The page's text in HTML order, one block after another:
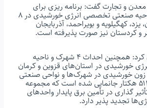
و تجارت گفت: برنامه ریزی برای
ایجاد ۲۱ شهرک و ناحیه صنعتی تخصصی انرژی خورشیدی در ۸
یزد، کهگیلویه و بویراحمد، آذربایجان
و کردستان نیز صورت پذیرفته است.
مقیمی، خاطر نشان کرد: همچنین احداث ۴ شهرک و ناحیه
خورشیدی در استان‌های قزوین و کرمان
عملیاتی شده و ۱۱۵ زون خورشیدی در شهرک‌ها و نواحی صنعتی
موجود با وسعت ۵۱۳۷ هکتار جانمایی شده است که مجموعه
گذاری در تأمین برق پایدار واحدهای
تجدید پذیر دارد.